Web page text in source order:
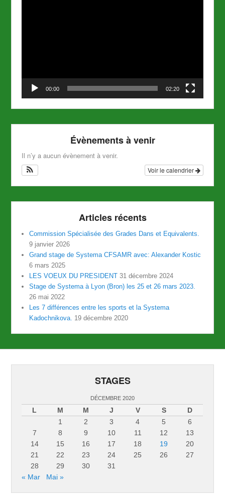
00:00 02:20
Évènements à venir
Il n’y a aucun évènement à venir.
Voir le calendrier
Articles récents
Commission Spécialisée des Grades Dans et Equivalents.
9 janvier 2026
Grand stage de Systema CFSAMR avec: Alexander Kostic
6 mars 2025
LES VOEUX DU PRESIDENT 31 décembre 2024
Stage de Systema à Lyon (Bron) les 25 et 26 mars 2023.
26 mai 2022
Les 7 différences entre les sports et la Systema
Kadochnikova. 19 décembre 2020
STAGES
DÉCEMBRE 2020
L M M J V S
D
1
2 3 4 5
6
7
8 9 10 11 12
13
14
15 16 17 18 19
20
21
22 23 24 25 26
27
28
29 30
31
« Mar
Mai »